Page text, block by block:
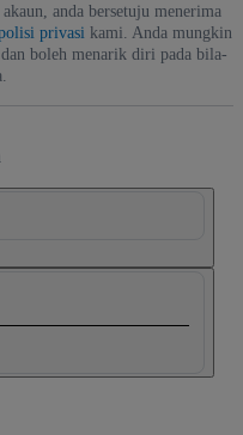
anda bersetuju menerima
privasi kami. Anda mungkin
boleh menarik diri pada bila-